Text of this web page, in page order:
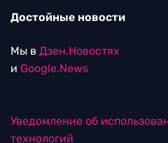
Достойные новости
Мы в Дзен.Новостях
и Google.News
Уведомление об
технологий